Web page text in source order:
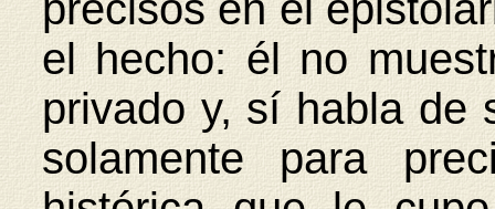
el hecho: él no
privado y, sí habla de
solamente para